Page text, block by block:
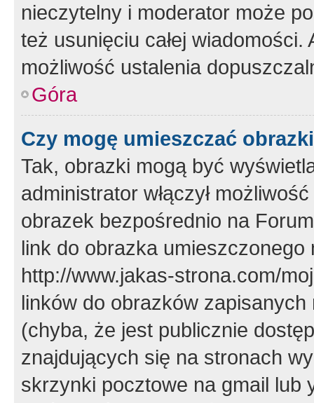
nieczytelny i moderator może
też usunięciu całej
możliwość ustalenia
Góra
Czy mogę umieszczać
Tak, obrazki mogą być
administrator włączył
obrazek bezpośrednio na
link do obrazka
http://www.jakas-strona.com/
linków do obrazków
(chyba, że jest publicznie
znajdujących się na stronach
skrzynki pocztowe na gmail lub